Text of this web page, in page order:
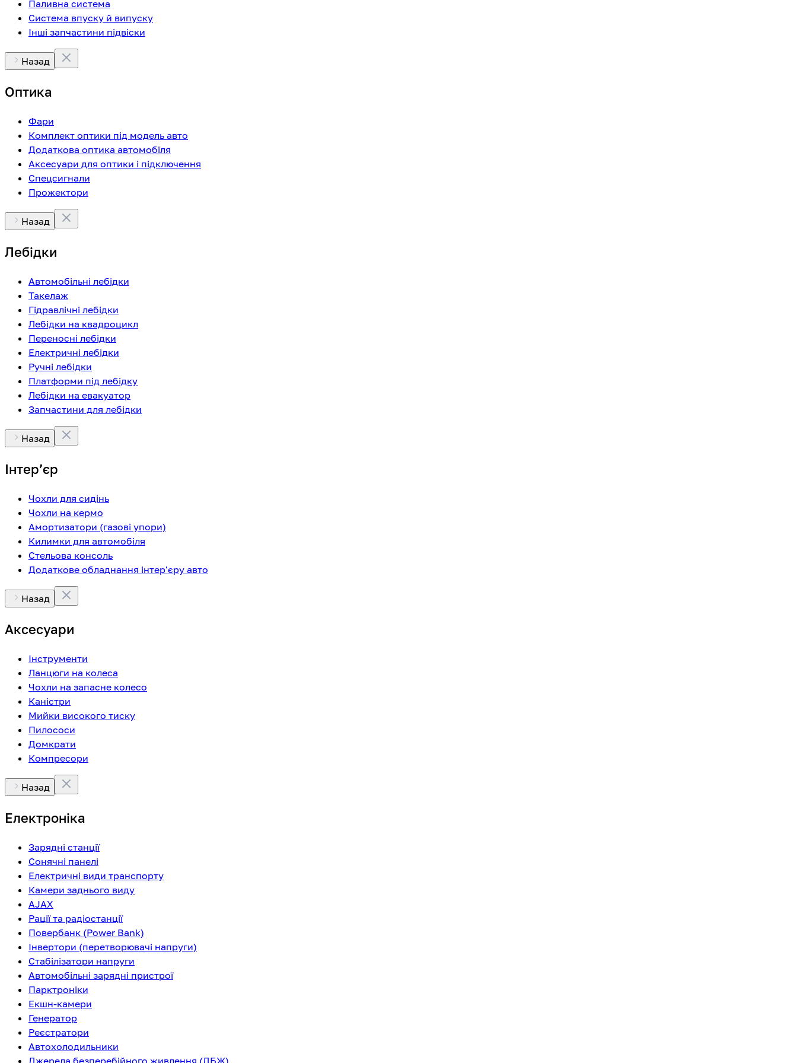
Паливна система
Система впуску й випуску
Інші запчастини підвіски
Назад
Оптика
Фари
Комплект оптики під модель авто
Додаткова оптика автомобіля
Аксесуари для оптики і підключення
Спецсигнали
Прожектори
Назад
Лебідки
Автомобільні лебідки
Такелаж
Гідравлічні лебідки
Лебідки на квадроцикл
Переносні лебідки
Електричні лебідки
Ручні лебідки
Платформи під лебідку
Лебідки на евакуатор
Запчастини для лебідки
Назад
Інтерʼєр
Чохли для сидінь
Чохли на кермо
Амортизатори (газові упори)
Килимки для автомобіля
Стельова консоль
Додаткове обладнання інтер'єру авто
Назад
Аксесуари
Інструменти
Ланцюги на колеса
Чохли на запасне колесо
Каністри
Мийки високого тиску
Пилососи
Домкрати
Компресори
Назад
Електроніка
Зарядні станції
Сонячні панелі
Електричні види транспорту
Камери заднього виду
AJAX
Рації та радіостанції
Повербанк (Power Bank)
Інвертори (перетворювачі напруги)
Стабілізатори напруги
Автомобільні зарядні пристрої
Парктроніки
Екшн-камери
Генератор
Реєстратори
Автохолодильники
Джерела безперебійного живлення (ДБЖ)